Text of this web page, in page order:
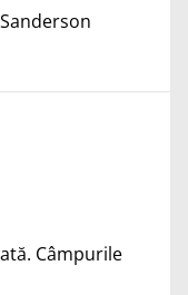
Câmpurile